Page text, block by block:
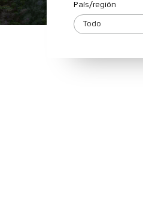
País/región